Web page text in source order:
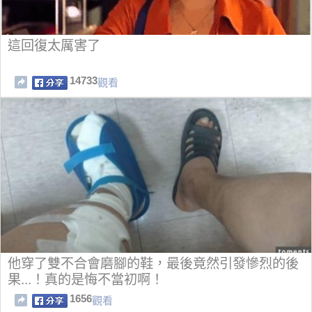
這回復太厲害了
14733觀看
他穿了雙不合會磨腳的鞋，最後竟然引發慘烈的後
果...！真的是悔不當初啊！
1656觀看